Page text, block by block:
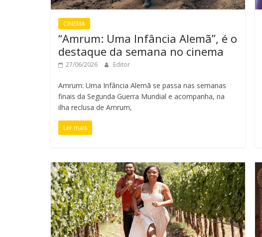
CINEMA
“Amrum: Uma Infância Alemã”, é o
destaque da semana no cinema
27/06/2026 Editor
Amrum: Uma Infância Alemã se passa nas semanas
finais da Segunda Guerra Mundial e acompanha, na
ilha reclusa de Amrum,
Ler mais